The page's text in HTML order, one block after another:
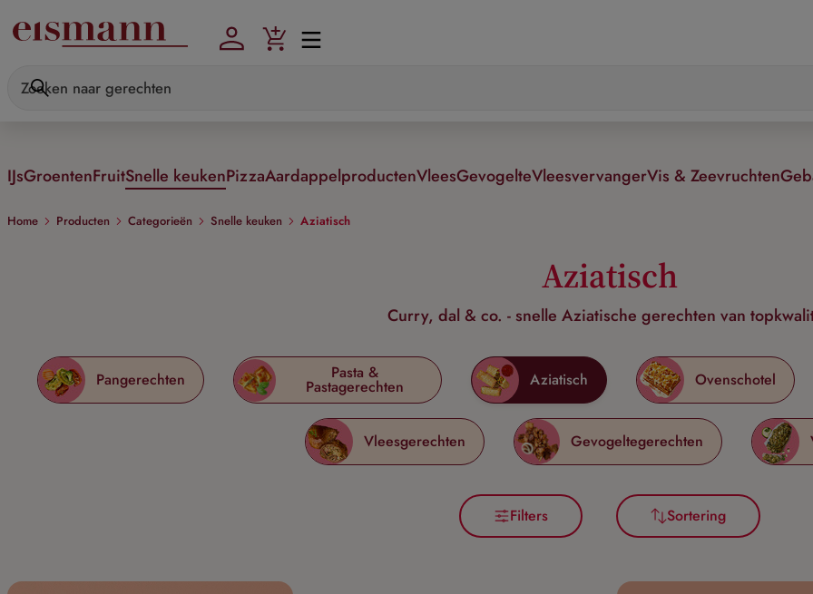
IJsGroentenFruitSnelle keukenPizzaAardappelproductenVleesGevogelteVleesvervangerVis & Zeevruchten
Home Producten Categorieën Snelle keuken Aziatisch
Aziatisch
Curry, dal & co. - snelle Aziatische gerechten van
Pangerechten Pasta &
Pastagerechten Aziatisch Ovenschotel
Vleesgerechten Gevogeltegerechten
Filters Sortering